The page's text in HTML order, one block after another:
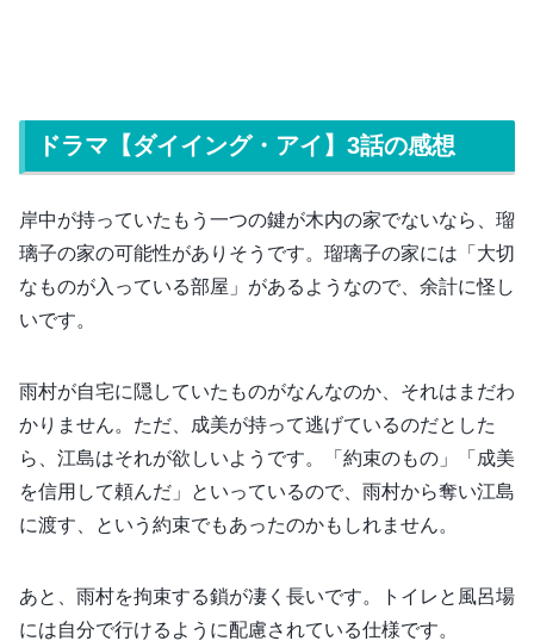
ドラマ【ダイイング・アイ】3話の感想
岸中が持っていたもう一つの鍵が木内の家でないなら、瑠
璃子の家の可能性がありそうです。瑠璃子の家には「大切
なものが入っている部屋」があるようなので、余計に怪し
いです。
雨村が自宅に隠していたものがなんなのか、それはまだわ
かりません。ただ、成美が持って逃げているのだとした
ら、江島はそれが欲しいようです。「約束のもの」「成美
を信用して頼んだ」といっているので、雨村から奪い江島
に渡す、という約束でもあったのかもしれません。
あと、雨村を拘束する鎖が凄く長いです。トイレと風呂場
には自分で行けるように配慮されている仕様です。